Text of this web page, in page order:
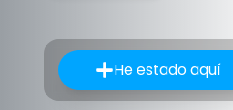
He estado aquí